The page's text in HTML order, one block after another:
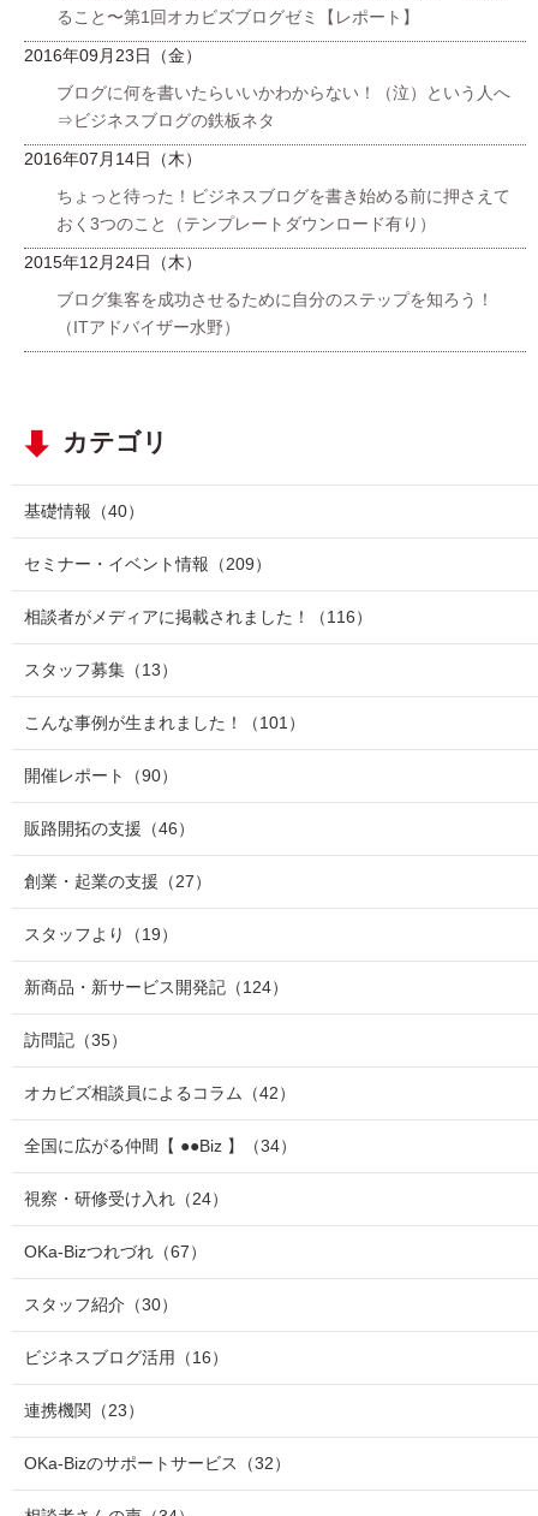
ること〜第1回オカビズブログゼミ【レポート】
2016年09月23日（金）
ブログに何を書いたらいいかわからない！（泣）という人へ
⇒ビジネスブログの鉄板ネタ
2016年07月14日（木）
ちょっと待った！ビジネスブログを書き始める前に押さえて
おく3つのこと（テンプレートダウンロード有り）
2015年12月24日（木）
ブログ集客を成功させるために自分のステップを知ろう！
（ITアドバイザー水野）
カテゴリ
基礎情報 （40）
セミナー・イベント情報 （209）
相談者がメディアに掲載されました！ （116）
スタッフ募集 （13）
こんな事例が生まれました！ （101）
開催レポート （90）
販路開拓の支援 （46）
創業・起業の支援 （27）
スタッフより （19）
新商品・新サービス開発記 （124）
訪問記 （35）
オカビズ相談員によるコラム （42）
全国に広がる仲間【 ●●Biz 】 （34）
視察・研修受け入れ （24）
OKa-Bizつれづれ （67）
スタッフ紹介 （30）
ビジネスブログ活用 （16）
連携機関 （23）
OKa-Bizのサポートサービス （32）